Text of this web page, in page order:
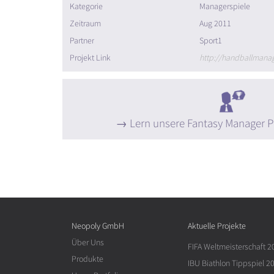
Kategorie
Managerspiele
Zeitraum
Aug 2011
Partner
Sport1
Projekt Link
http://
Lern unsere Fantasy Manager
Neopoly GmbH
Über Uns
Produkte
Aktuelle Projekte
FIFA Weltmeisterschaft
IBU Biathlon Tippspiel